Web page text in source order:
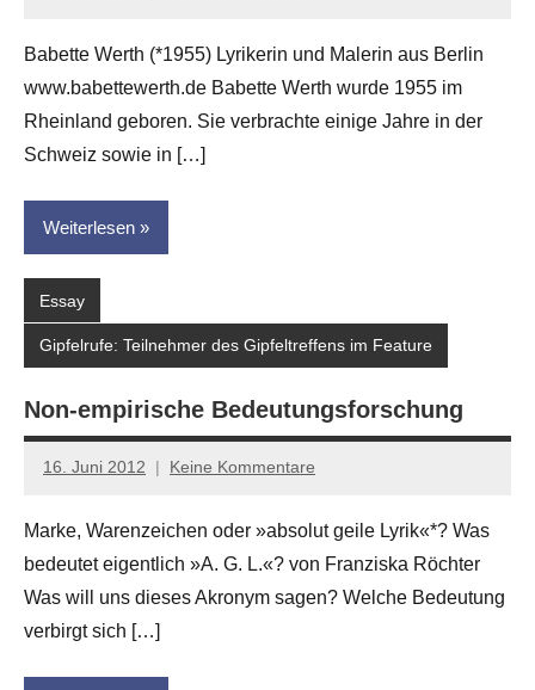
Anton
Leitner
Babette Werth (*1955) Lyrikerin und Malerin aus Berlin
www.babettewerth.de Babette Werth wurde 1955 im
Rheinland geboren. Sie verbrachte einige Jahre in der
Schweiz sowie in […]
Weiterlesen
Essay
Gipfelrufe: Teilnehmer des Gipfeltreffens im Feature
Non-empirische Bedeutungsforschung
16. Juni 2012
Anton
Leitner
Keine Kommentare
Marke, Warenzeichen oder »absolut geile Lyrik«*? Was
bedeutet eigentlich »A. G. L.«? von Franziska Röchter
Was will uns dieses Akronym sagen? Welche Bedeutung
verbirgt sich […]